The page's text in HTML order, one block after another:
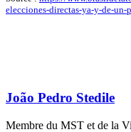
elecciones-directas-ya-y-de-
João Pedro Stedile
Membre du MST et de la